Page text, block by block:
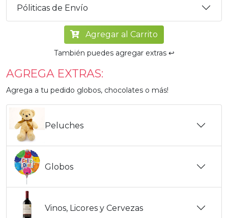
Póliticas de Envío
Agregar al Carrito
También puedes agregar extras ↩️
AGREGA EXTRAS:
Agrega a tu pedido globos, chocolates o más!
Peluches
Globos
Vinos, Licores y Cervezas